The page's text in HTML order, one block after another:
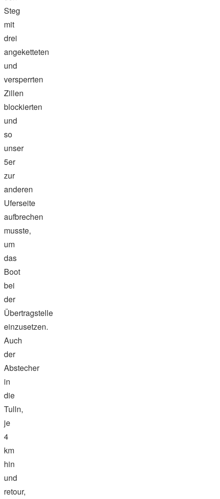
Steg
mit
drei
angeketteten
und
versperrten
Zillen
blockierten
und
so
unser
5er
zur
anderen
Uferseite
aufbrechen
musste,
um
das
Boot
bei
der
Übertragstelle
einzusetzen.
Auch
der
Abstecher
in
die
Tulln,
je
4
km
hin
und
retour,